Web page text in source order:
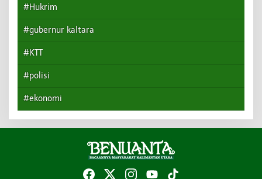
#Hukrim
#gubernur kaltara
#KTT
#polisi
#ekonomi